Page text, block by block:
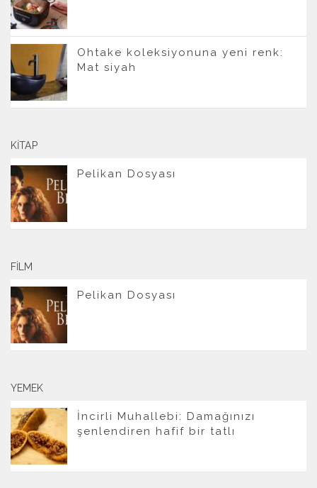
Ohtake koleksiyonuna yeni renk:
Mat siyah
KITAP
Pelikan Dosyası
FILM
Pelikan Dosyası
YEMEK
İncirli Muhallebi: Damağınızı
şenlendiren hafif bir tatlı